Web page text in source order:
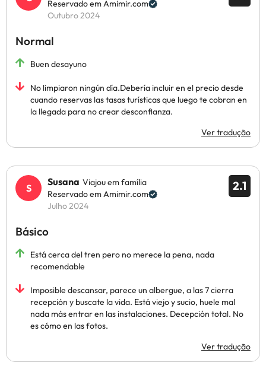
Reservado em Amimir.com
Outubro 2024
Normal
Buen desayuno
No limpiaron ningún día.Debería incluir en el precio desde
cuando reservas las tasas turísticas que luego te cobran en
la llegada para no crear desconfianza.
Ver tradução
2.1
Susana Viajou em família
Reservado em Amimir.com
Julho 2024
Básico
Está cerca del tren pero no merece la pena, nada
recomendable
Imposible descansar, parece un albergue, a las 7 cierra
recepción y buscate la vida. Está viejo y sucio, huele mal
nada más entrar en las instalaciones. Decepción total. No
es cómo en las fotos.
Ver tradução